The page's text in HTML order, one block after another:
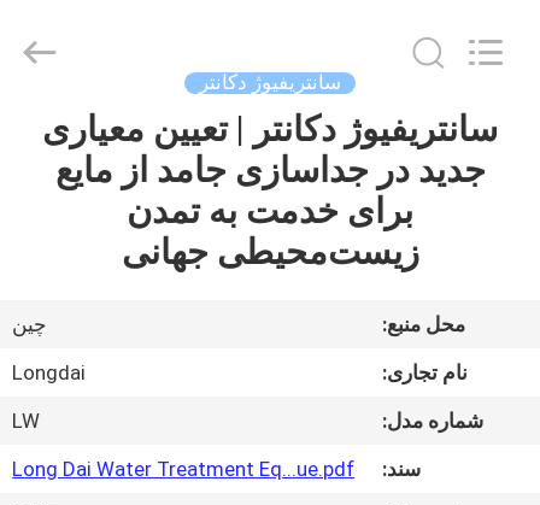
خونه
محصولات
نمایش
سانتریفیوژ دکانتر
سانتریفیوژ دکانتر | تعیین معیاری
جدید در جداسازی جامد از مایع
برای خدمت به تمدن
زیست‌محیطی جهانی
محل منبع:
چین
نام تجاری:
Longdai
شماره مدل:
LW
سند:
Long Dai Water Treatment Eq...ue.pdf